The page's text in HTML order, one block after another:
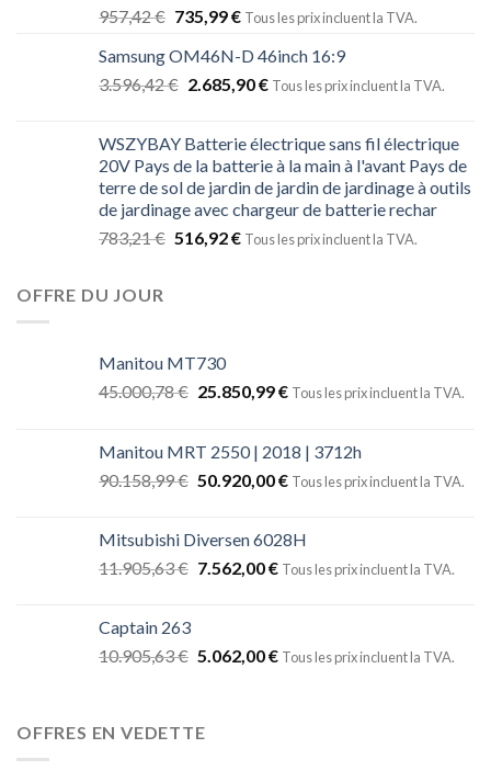
957,42€ 735,99€ Tous les prix incluent la TVA.
Samsung OM46N-D 46inch 16:9
3.596,42€ 2.685,90€ Tous les prix incluent la TVA.
WSZYBAY Batterie électrique sans fil électrique
20V Pays de la batterie à la main à l'avant Pays de
terre de sol de jardin de jardin de jardinage à outils
de jardinage avec chargeur de batterie rechar
783,21€ 516,92€ Tous les prix incluent la TVA.
OFFRE DU JOUR
Manitou MT730
45.000,78€ 25.850,99€ Tous les prix incluent la TVA.
Manitou MRT 2550 | 2018 | 3712h
90.158,99€ 50.920,00€ Tous les prix incluent la TVA.
Mitsubishi Diversen 6028H
11.905,63€ 7.562,00€ Tous les prix incluent la TVA.
Captain 263
10.905,63€ 5.062,00€ Tous les prix incluent la TVA.
OFFRES EN VEDETTE